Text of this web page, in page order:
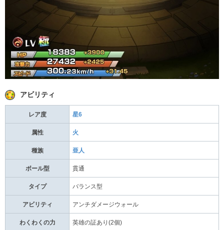
アビリティ
レア度 星6
属性 火
種族 亜人
ボール型 貫通
タイプ バランス型
アビリティ アンチダメージウォール
わくわくの力 英雄の証あり(2個)